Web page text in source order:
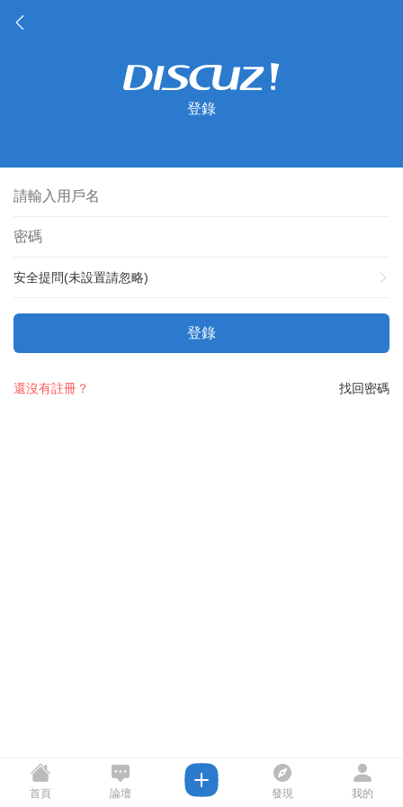
登錄
安全提問(未設置請忽略)
登錄
找回密碼
還沒有註冊？
首頁 論壇 發現 我的